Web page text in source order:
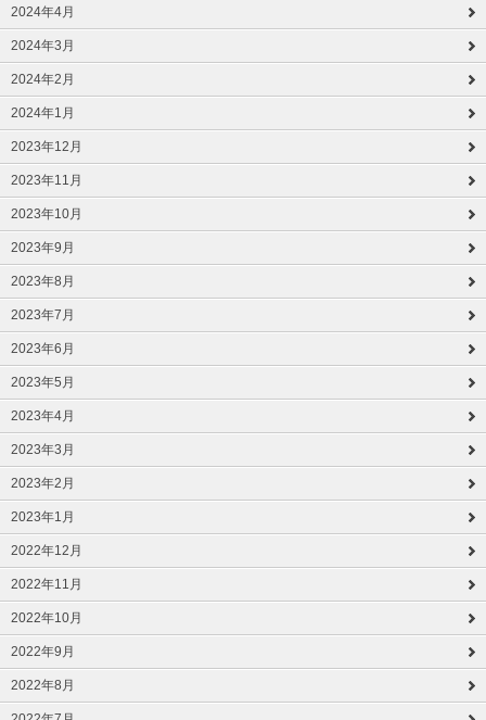
2024年4月
2024年3月
2024年2月
2024年1月
2023年12月
2023年11月
2023年10月
2023年9月
2023年8月
2023年7月
2023年6月
2023年5月
2023年4月
2023年3月
2023年2月
2023年1月
2022年12月
2022年11月
2022年10月
2022年9月
2022年8月